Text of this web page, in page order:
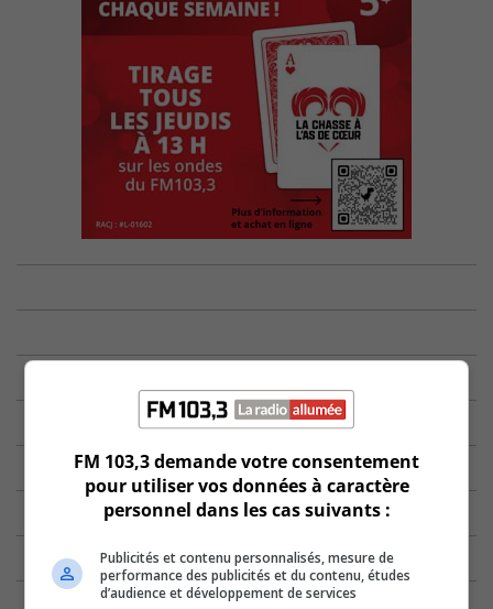
FM 103,3 demande votre consentement
pour utiliser vos données à caractère
personnel dans les cas suivants :
Publicités et contenu personnalisés, mesure de
performance des publicités et du contenu, études
d’audience et développement de services